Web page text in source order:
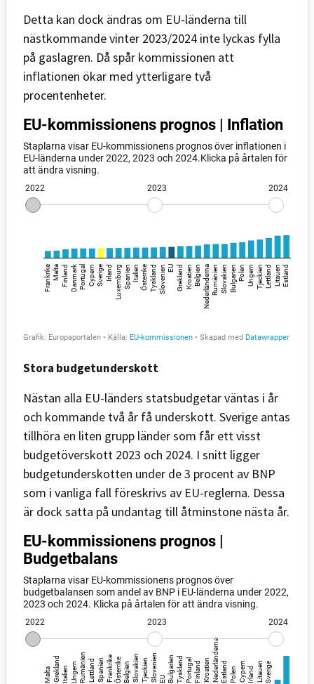
Detta kan dock ändras om EU-länderna till
nästkommande vinter 2023/2024 inte lyckas fylla
på gaslagren. Då spår kommissionen att
inflationen ökar med ytterligare två
procentenheter.
Stora budgetunderskott
Nästan alla EU-länders statsbudgetar väntas i år
och kommande två år få underskott. Sverige antas
tillhöra en liten grupp länder som får ett visst
budgetöverskott 2023 och 2024. I snitt ligger
budgetunderskotten under de 3 procent av BNP
som i vanliga fall föreskrivs av EU-reglerna. Dessa
är dock satta på undantag till åtminstone nästa år.